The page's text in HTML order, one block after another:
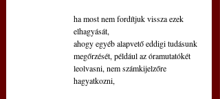
ha most nem fordítjuk vissza ezek
elhagyását,
ahogy egyéb alapvető eddigi tudásunk
megőrzését, például az óramutatókét
leolvasni, nem számkijelzőre
hagyatkozni,